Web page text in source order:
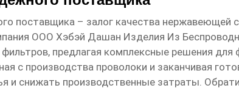
поставщика – залог качества нержавеющей
ООО Хэбэй Дашан Изделия Из
фильтров, предлагая комплексные решения
с производства проволоки и заканчивая
и снижать производственные затраты.